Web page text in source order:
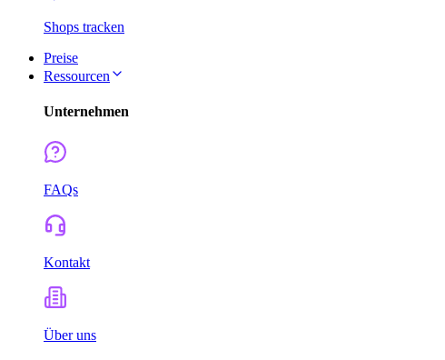
Shops tracken
Preise
Ressourcen
Unternehmen
FAQs
Kontakt
Über uns